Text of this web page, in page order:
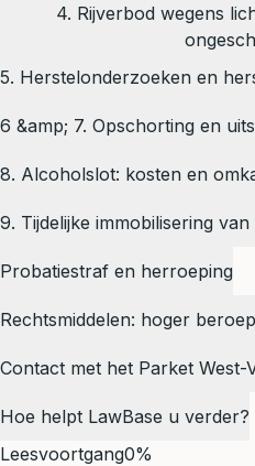
4. Rijverbod wegens
5. Herstelonderzoeken en
6 &amp; 7. Opschorting en
8. Alcoholslot: kosten en
9. Tijdelijke immobilisering
Probatiestraf en herroeping
Rechtsmiddelen: hoger
Contact met het Parket West-
Hoe helpt LawBase u verder?
Leesvoortgang0%